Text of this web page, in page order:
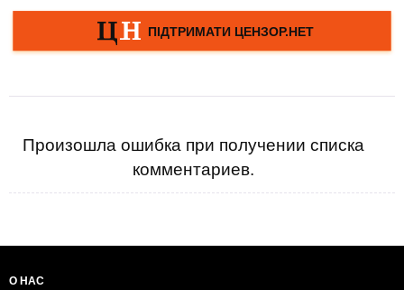
Произошла ошибка при получении списка
комментариев.
О НАС